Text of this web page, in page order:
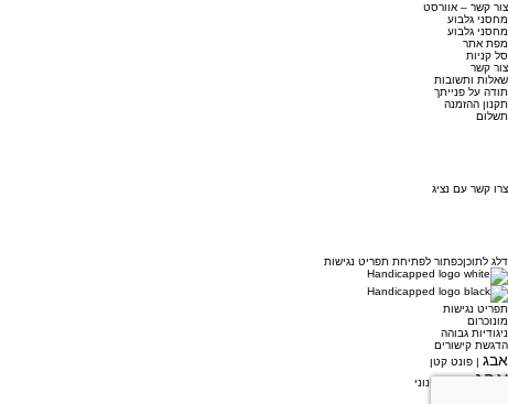
צור קשר – אוורסט
מחסני גלבוע
מחסני גלבוע
מפת אתר
סל קניות
צור קשר
שאלות ותשובות
תודה על פנייתך
תקנון ההזמנה
תשלום
צרו קשר עם נציג
דלג לתוכןכפתור לפתיחת תפריט נגישות
תפריט נגישות
מונוכרום
ניגודיות גבוהה
הדגשת קישורים
אבג | פונט קטן
אבג | פונט בינוני